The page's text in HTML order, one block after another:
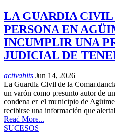
LA GUARDIA CIVIL
PERSONA EN
INCUMPLIR UNA
JUDICIAL DE
activahits Jun 14, 2026
La Guardia Civil de la
un varón como presunto autor de
condena en el municipio de
recibirse una información que
Read More...
SUCESOS